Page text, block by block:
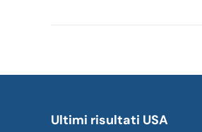
Ultimi risultati USA